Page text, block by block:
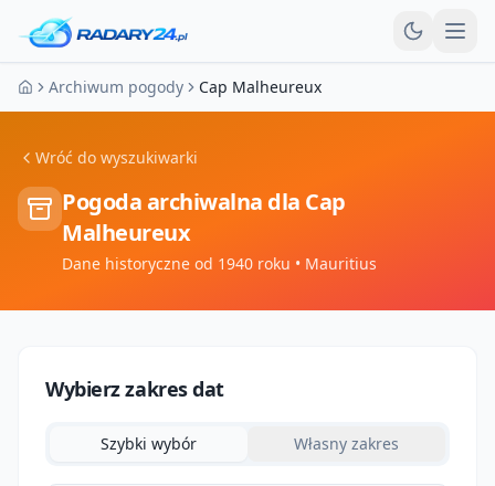
Strona główna
Archiwum pogody Cap Malheureux
Wróć do wyszukiwarki
Pogoda archiwalna dla Cap
Malheureux
Dane historyczne od 1940 roku • Mauritius
Wybierz zakres dat
Szybki wybór Własny zakres